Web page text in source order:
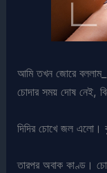
আমি তখন জোরে বললাম_
চোদার সময় দোষ নেই,
দিদির চোখে জল এলো।
তারপর অবাক কাণ্ড।